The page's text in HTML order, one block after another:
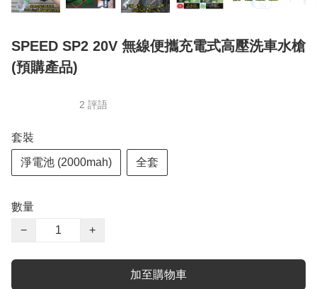
SPEED SP2 20V 無線便攜充電式高壓洗車水槍
(預購產品)
2 評語
套裝
淨電池 (2000mah) 全套
數量
−
+
加至購物車